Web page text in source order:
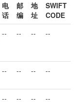
电
话
邮
编
地
址
SWIFT
CODE
-- -- -- --
-- -- -- --
-- -- -- --